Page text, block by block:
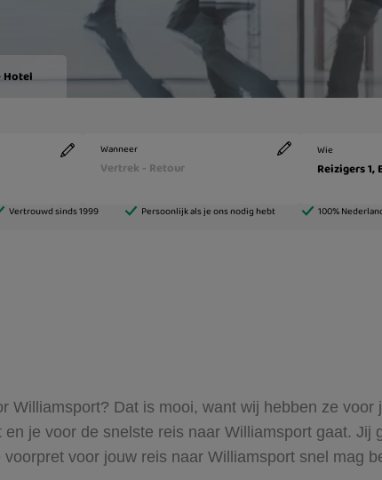
Williamsport? Dat is mooi, want wij hebben ze
je voor de snelste reis naar Williamsport gaat. Jij
voor jouw reis naar Williamsport snel mag